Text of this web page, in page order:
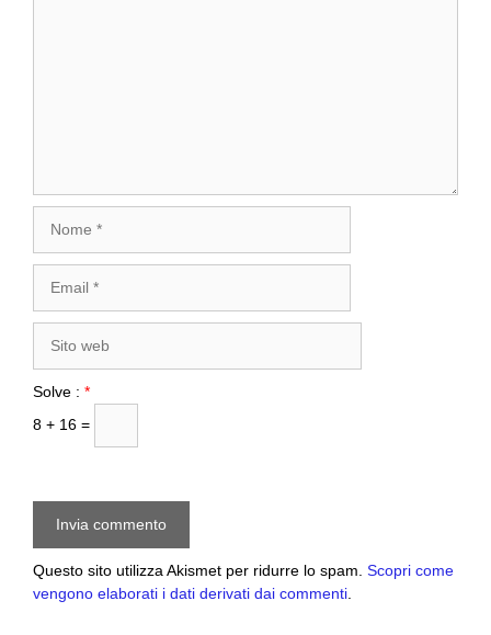
web
Solve : *
8 + 16 =
Questo sito utilizza Akismet per ridurre lo spam. Scopri come
vengono elaborati i dati derivati dai commenti.